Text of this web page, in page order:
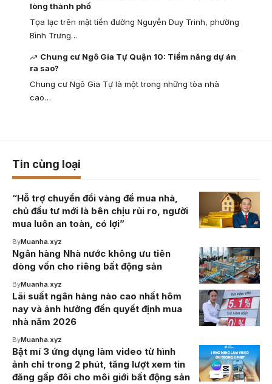
lòng thành phố
Tọa lạc trên mặt tiền đường Nguyễn Duy Trinh, phường
Bình Trưng…
Chung cư Ngô Gia Tự Quận 10: Tiềm năng dự án
ra sao?
Chung cư Ngô Gia Tự là một trong những tòa nhà
cao…
Tin cùng loại
“Hỗ trợ chuyển đổi vàng để mua nhà,
chủ đầu tư mới là bên chịu rủi ro, người
mua luôn an toàn, có lợi”
ByMuanha.xyz
Ngân hàng Nhà nước không ưu tiên
dòng vốn cho riêng bất động sản
ByMuanha.xyz
Lãi suất ngân hàng nào cao nhất hôm
nay và ảnh hưởng đến quyết định mua
nhà năm 2026
ByMuanha.xyz
Bật mí 3 ứng dụng làm video từ hình
ảnh chỉ trong 2 phút, tăng lượt xem tin
đăng gấp đôi cho môi giới bất động sản